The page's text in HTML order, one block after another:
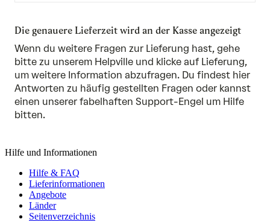
Die genauere Lieferzeit wird an der Kasse angezeigt
Wenn du weitere Fragen zur Lieferung hast, gehe
bitte zu unserem Helpville und klicke auf Lieferung,
um weitere Information abzufragen. Du findest hier
Antworten zu häufig gestellten Fragen oder kannst
einen unserer fabelhaften Support-Engel um Hilfe
bitten.
Hilfe und Informationen
Hilfe & FAQ
Lieferinformationen
Angebote
Länder
Seitenverzeichnis